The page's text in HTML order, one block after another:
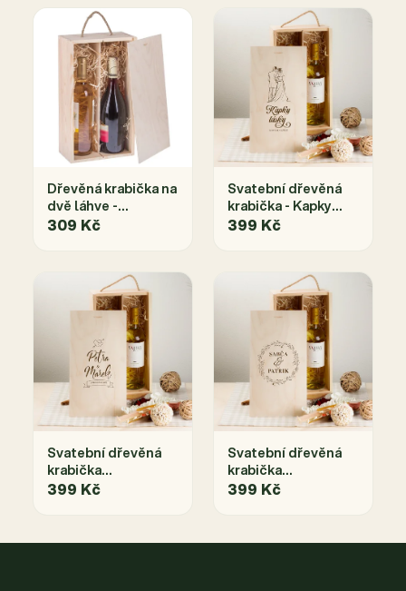
Dřevěná krabička na
dvě láhve -
36x20x11 cm
309 Kč
Svatební dřevěná
krabička - Kapky
lásky pro
399 Kč
Svatební dřevěná
krabička
s vypalováním
399 Kč
Svatební dřevěná
krabička
s vypalovanými
399 Kč